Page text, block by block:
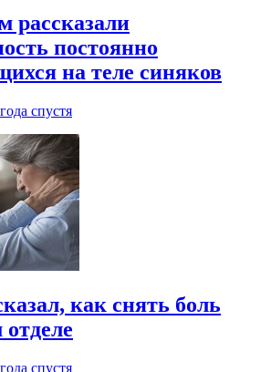
рассказали
постоянно
на теле синяков
спустя
как снять боль
спустя